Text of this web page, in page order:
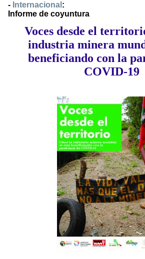
- Internacional :
Informe de coyuntura
Voces desde el
industria minera
beneficiando con la
COVID-19